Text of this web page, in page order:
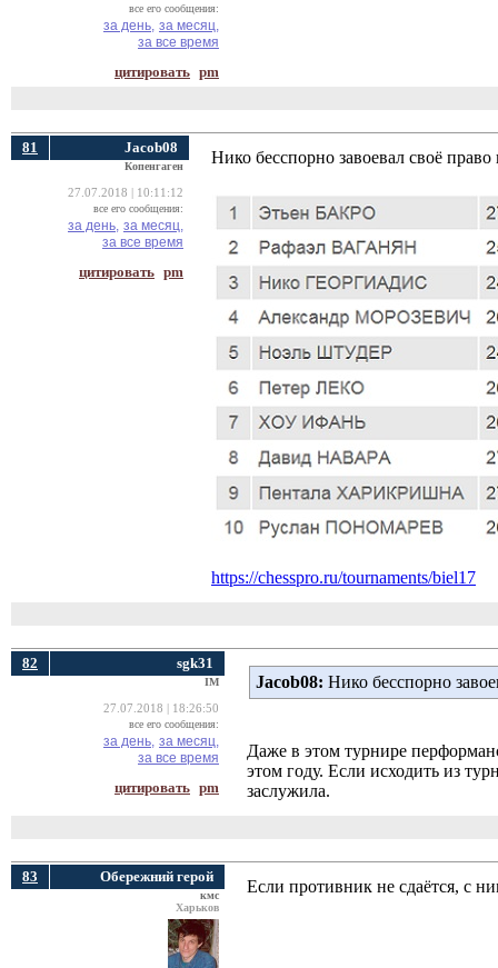
все его сообщения:
за день, за месяц,
за все время
цитировать pm
81 Jacob08
Копенгаген
27.07.2018 | 10:11:12
все его сообщения:
за день, за месяц,
за все время
цитировать pm
Нико бесспорно завоевал своё
https://chesspro.ru/tournaments/biel17
82 sgk31
IM
27.07.2018 | 18:26:50
все его сообщения:
за день, за месяц,
за все время
цитировать pm
Jacob08: Нико бесспорно
Даже в этом турнире
этом году. Если исходить из
заслужила.
83 Обережний герой
кмс
Харьков
Если противник не сдаётся, с